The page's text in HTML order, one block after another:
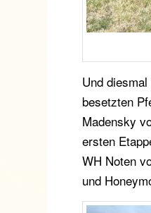
Und
besetzten
Madensky
ersten
WH Noten
und